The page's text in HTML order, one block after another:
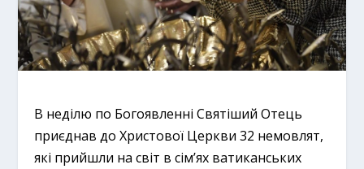
В неділю по Богоявленні Святіший Отець
приєднав до Христової Церкви 32 немовлят,
які прийшли на світ в сім’ях ватиканських